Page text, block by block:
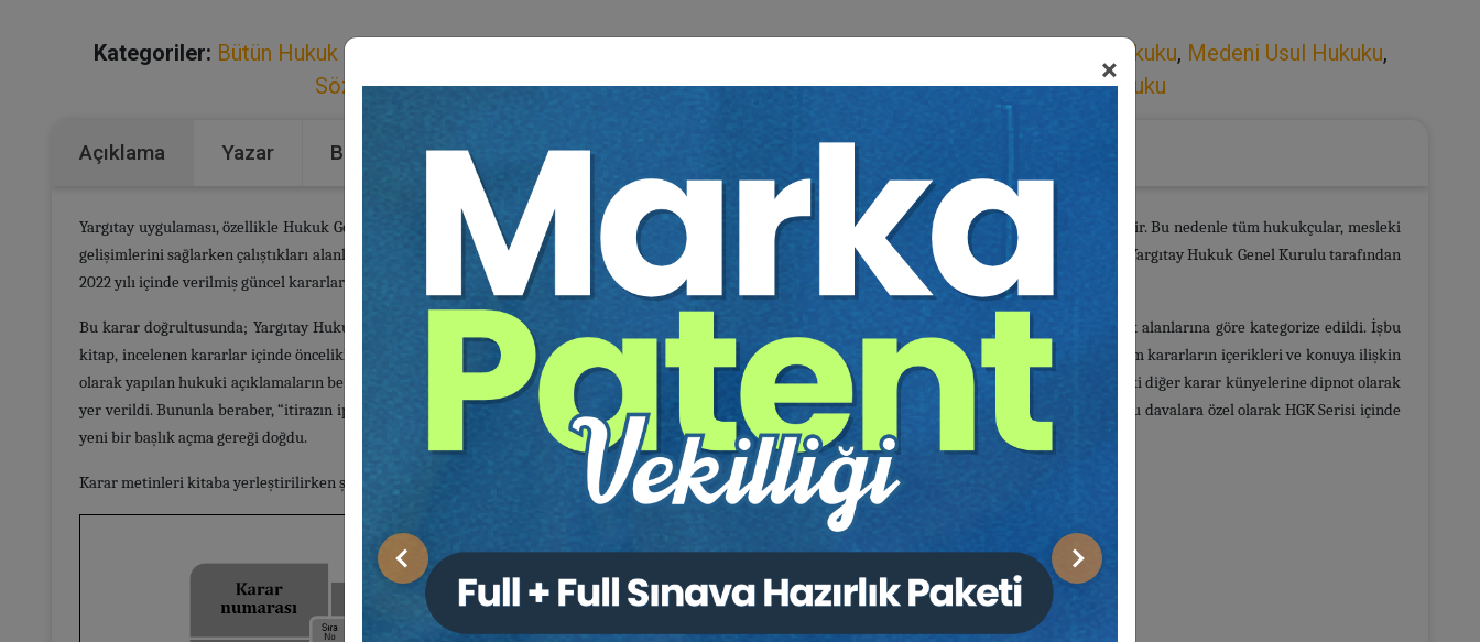
×
Önceki Sonraki
Kategoriler: Bütün Hukuk Kitapları İcra ve İflas Hukuku, Medeni Usul Hukuku,
Sözleşmeler Hukuku,Taşınmaz (Gayrimenkul) Hukuku,Tazminat Hukuku,Ticaret Hukuku
Açıklama Yazar Bu Kitap İçin Kaç Ağaç Kesiliyor ?
Yargıtay uygulaması, özellikle Hukuk Genel Kurulu tarafından verilen kararlar, pek çok hukukçu için hem yol gösterici hem de yönlendirici bir niteliği haizdir. Bu nedenle tüm hukukçular, mesleki
gelişimlerini sağlarken çalıştıkları alanlara yönelik akademik okumalar yaparken bir yandan da uygulamayı takip etmek durumundadırlar. İşte bu nedenle, Yargıtay Hukuk Genel Kurulu tarafından
2022 yılı içinde verilmiş güncel kararların tamamını derlemeye karar verdik.
Bu karar doğrultusunda; Yargıtay Hukuk Genel Kurulu tarafından 2022 yılı içerisinde verilmiş 2000’e yakın karar incelenerek bu kararlar, öncelikle hukuk alanlarına göre kategorize edildi. İşbu
kitap, incelenen kararlar içinde öncelikle İcra ve İflas Hukukuna ilişkin açıklamaların yer aldığı toplam 250 karar tespit edilerek oluşturuldu. Ancak bir kısım kararların içerikleri ve konuya ilişkin
olarak yapılan hukuki açıklamaların benzerlikleri/aynılığı dikkate alınarak, bu tür kararlardan sadece bir tanesinin tam metni kitaba alınıp, benzer içerikteki diğer karar künyelerine dipnot olarak
yer verildi. Bununla beraber, “itirazın iptali davaları” ve “menfi tespit davaları” hakkında verilen kararların 2022 yılında çok fazla sayıda olması sebebiyle bu davalara özel olarak HGK Serisi içinde
yeni bir başlık açma gereği doğdu.
Karar metinleri kitaba yerleştirilirken şöyle bir şematize yöntemi uygulandı: